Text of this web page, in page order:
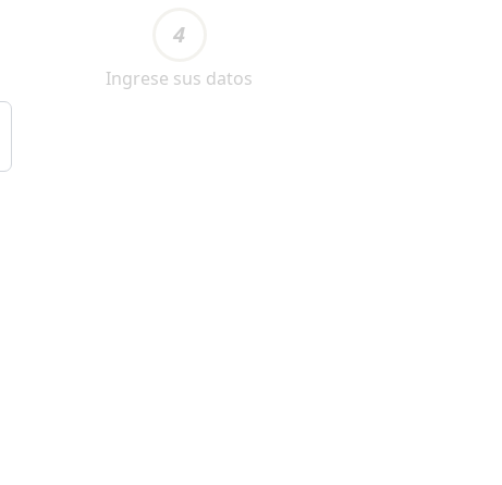
4
Ingrese sus datos